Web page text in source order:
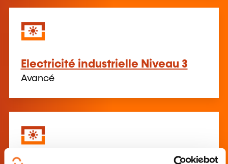
Electricité industrielle Niveau 3
Avancé